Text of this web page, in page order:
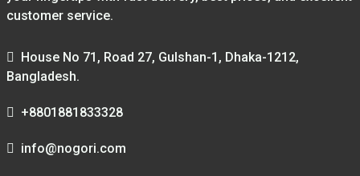
customer service.
House No 71, Road 27, Gulshan-1, Dhaka-1212,
Bangladesh.
+8801881833328
info@nogori.com